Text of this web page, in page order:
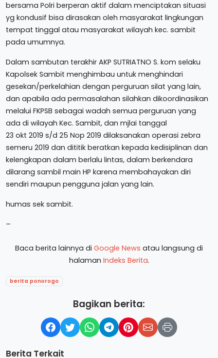
bersama Polri berperan aktif dalam menciptakan situasi
yg kondusif bisa dirasakan oleh masyarakat lingkungan
tempat tinggal atau masyarakat wilayah kec. sambit
pada umumnya.
Dalam sambutan terakhir AKP SUTRIATNO S. kom selaku
Kapolsek Sambit menghimbau untuk menghindari
gesekan/perkelahian dengan perguruan silat yang lain,
dan apabila ada permasalahan silahkan dikoordinasikan
melalui FKPSB sebagai wadah semua perguruan yang
ada di wilayah Kec. Sambit, dan mjlai tanggal
23 okt 2019 s/d 25 Nop 2019 dilaksanakan operasi zebra
semeru 2019 dan dititik beratkan kepada kedisiplinan dan
kelengkapan dalam berlalu lintas, dalam berkendara
dilarang sambil main HP karena membahayakan diri
sendiri maupun pengguna jalan yang lain.
humas sek sambit.
–
Baca berita lainnya di Google News atau langsung di
halaman Indeks Berita.
berita ponorogo
Bagikan berita:
Berita Terkait